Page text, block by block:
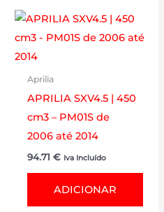
Aprilia
APRILIA SXV4.5 | 450
cm3 – PM01S de
2006 até 2014
94.71 € Iva Incluído
ADICIONAR